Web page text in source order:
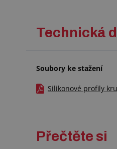
Technická
Soubory ke stažení
Silikonové profily
Přečtěte si